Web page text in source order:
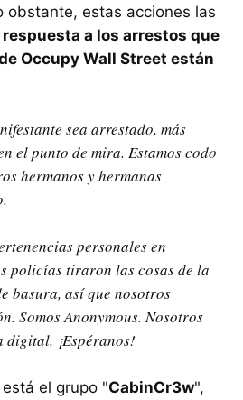
obstante, estas acciones las
respuesta a los arrestos que
Occupy Wall Street están
sea arrestado, más
el punto de mira. Estamos codo
hermanos y hermanas
personales en
policías tiraron las cosas de la
basura, así que nosotros
Somos Anonymous. Nosotros
digital. ¡Espéranos!
el grupo "CabinCr3w",